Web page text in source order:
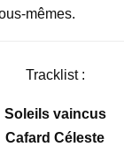
mêmes.
Tracklist :
Soleils vaincus
Cafard Céleste